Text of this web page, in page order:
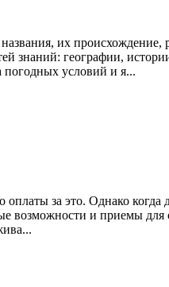
их происхождение,
знаний: географии,
погодных условий и я...
за это. Однако когда
и приемы для